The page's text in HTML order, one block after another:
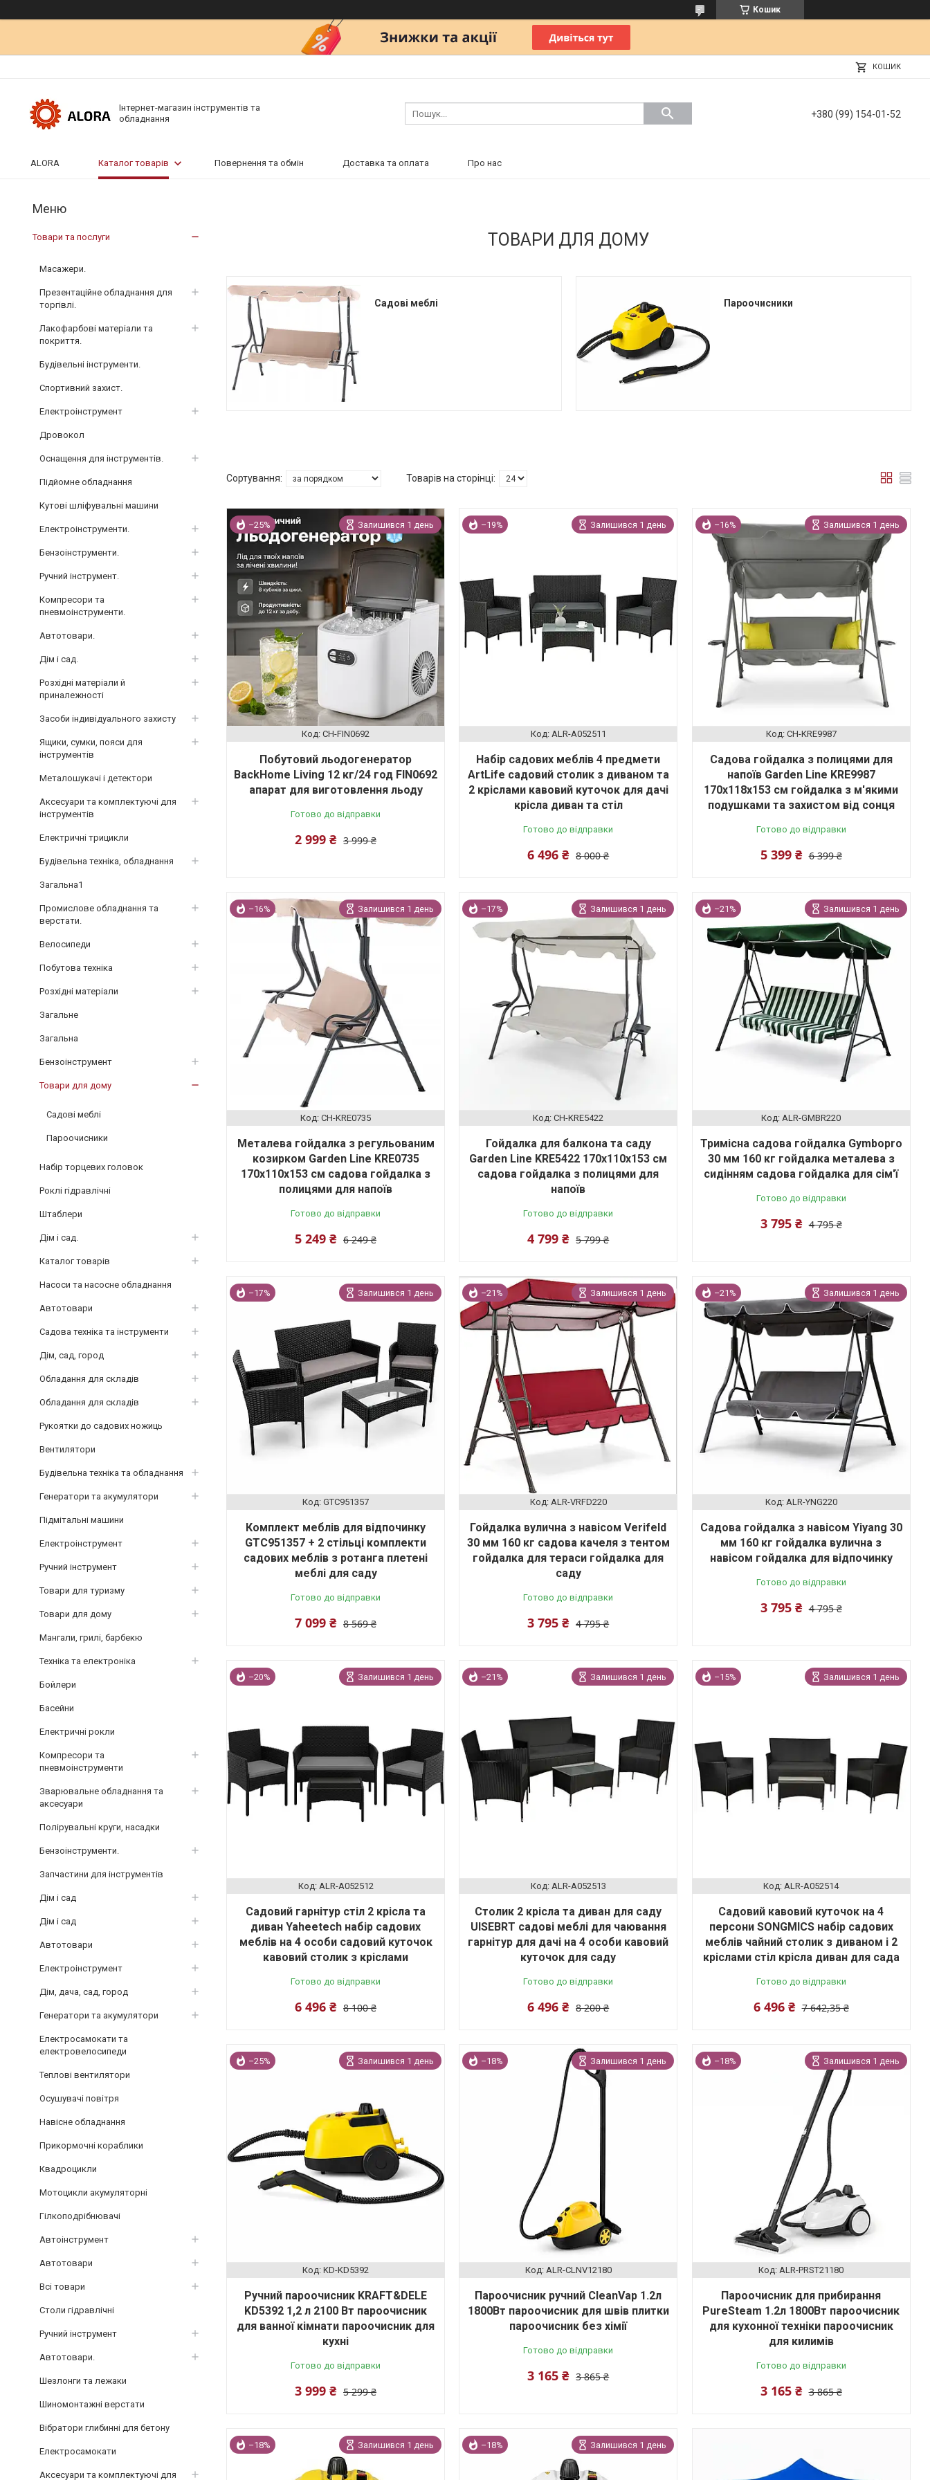
Кошик
КОШИК
Інтернет-магазин інструментів та
обладнання
+380 (99) 154-01-52
ALORA Каталог товарів Повернення та обмін Доставка та оплата Про нас
ТОВАРИ ДЛЯ ДОМУ
Садові меблі Пароочисники
–25% Залишився 1 день
CH-FIN0692
Побутовий льодогенератор
BackHome Living 12 кг/24 год FIN0692
апарат для виготовлення льоду
Готово до відправки
3 999 ₴
2 999 ₴
–19% Залишився 1 день
ALR-A052511
Набір садових меблів 4 предмети
ArtLife садовий столик з диваном та
2 кріслами кавовий куточок для дачі
крісла диван та стіл
Готово до відправки
8 000 ₴
6 496 ₴
–16% Залишився 1 день
CH-KRE9987
Садова гойдалка з полицями для
напоїв Garden Line KRE9987
170x118x153 см гойдалка з м'якими
подушками та захистом від сонця
Готово до відправки
6 399 ₴
5 399 ₴
–16% Залишився 1 день
CH-KRE0735
Металева гойдалка з регульованим
козирком Garden Line KRE0735
170x110x153 см садова гойдалка з
полицями для напоїв
Готово до відправки
6 249 ₴
5 249 ₴
–17% Залишився 1 день
CH-KRE5422
Гойдалка для балкона та саду
Garden Line KRE5422 170x110x153 см
садова гойдалка з полицями для
напоїв
Готово до відправки
5 799 ₴
4 799 ₴
–21% Залишився 1 день
ALR-GMBR220
Тримісна садова гойдалка Gymbopro
30 мм 160 кг гойдалка металева з
сидінням садова гойдалка для сім'ї
Готово до відправки
4 795 ₴
3 795 ₴
–17% Залишився 1 день
GTC951357
Комплект меблів для відпочинку
GTC951357 + 2 стільці комплекти
садових меблів з ротанга плетені
меблі для саду
Готово до відправки
8 569 ₴
7 099 ₴
–21% Залишився 1 день
ALR-VRFD220
Гойдалка вулична з навісом Verifeld
30 мм 160 кг садова качеля з тентом
гойдалка для тераси гойдалка для
саду
Готово до відправки
4 795 ₴
3 795 ₴
–21% Залишився 1 день
ALR-YNG220
Садова гойдалка з навісом Yiyang 30
мм 160 кг гойдалка вулична з
навісом гойдалка для відпочинку
Готово до відправки
4 795 ₴
3 795 ₴
–20% Залишився 1 день
ALR-A052512
Садовий гарнітур стіл 2 крісла та
диван Yaheetech набір садових
меблів на 4 особи садовий куточок
кавовий столик з кріслами
Готово до відправки
8 100 ₴
6 496 ₴
–21% Залишився 1 день
ALR-A052513
Столик 2 крісла та диван для саду
UISEBRT садові меблі для чаювання
гарнітур для дачі на 4 особи кавовий
куточок для саду
Готово до відправки
8 200 ₴
6 496 ₴
–15% Залишився 1 день
ALR-A052514
Садовий кавовий куточок на 4
персони SONGMICS набір садових
меблів чайний столик з диваном і 2
кріслами стіл крісла диван для сада
Готово до відправки
7 642,35 ₴
6 496 ₴
–25% Залишився 1 день
KD-KD5392
Ручний пароочисник KRAFT&DELE
KD5392 1,2 л 2100 Вт пароочисник
для ванної кімнати пароочисник для
кухні
Готово до відправки
5 299 ₴
3 999 ₴
–18% Залишився 1 день
ALR-CLNV12180
Пароочисник ручний CleanVap 1.2л
1800Вт пароочисник для швів плитки
пароочисник без хімії
Готово до відправки
3 865 ₴
3 165 ₴
–18% Залишився 1 день
ALR-PRST21180
Пароочисник для прибирання
PureSteam 1.2л 1800Вт пароочисник
для кухонної техніки пароочисник
для килимів
Готово до відправки
3 865 ₴
3 165 ₴
–18% Залишився 1 день –18% Залишився 1 день
Товари та послуги
Масажери.
Презентаційне обладнання для
торгівлі.
Лакофарбові матеріали та
покриття.
Будівельні інструменти.
Спортивний захист.
Електроінструмент
Дровокол
Оснащення для інструментів.
Підйомне обладнання
Кутові шліфувальні машини
Електроінструменти.
Бензоінструменти.
Ручний інструмент.
Компресори та
пневмоінструменти.
Автотовари.
Дім і сад.
Розхідні матеріали й
приналежності
Засоби індивідуального захисту
Ящики, сумки, пояси для
інструментів
Металошукачі і детектори
Аксесуари та комплектуючі для
інструментів
Електричні трицикли
Будівельна техніка, обладнання
Загальна1
Промислове обладнання та
верстати.
Велосипеди
Побутова техніка
Розхідні матеріали
Загальне
Загальна
Бензоінструмент
Товари для дому
Садові меблі
Пароочисники
Набір торцевих головок
Роклі гідравлічні
Штаблери
Дім і сад.
Каталог товарів
Насоси та насосне обладнання
Автотовари
Садова техніка та інструменти
Дім, сад, город
Обладання для складів
Обладання для складів
Рукоятки до садових ножиць
Вентилятори
Будівельна техніка та обладнання
Генератори та акумулятори
Підмітальні машини
Електроінструмент
Ручний інструмент
Товари для туризму
Товари для дому
Мангали, грилі, барбекю
Техніка та електроніка
Бойлери
Басейни
Електричні рокли
Компресори та
пневмоінструменти
Зварювальне обладнання та
аксесуари
Полірувальні круги, насадки
Бензоінструменти.
Запчастини для інструментів
Дім і сад
Дім і сад
Автотовари
Електроінструмент
Дім, дача, сад, город
Генератори та акумулятори
Електросамокати та
електровелосипеди
Теплові вентилятори
Осушувачі повітря
Навісне обладнання
Прикормочні кораблики
Квадроцикли
Мотоцикли акумуляторні
Гілкоподрібнювачі
Автоінструмент
Автотовари
Всі товари
Столи гідравлічні
Ручний інструмент
Автотовари.
Шезлонги та лежаки
Шиномонтажні верстати
Вібратори глибинні для бетону
Електросамокати
Аксесуари та комплектуючі для